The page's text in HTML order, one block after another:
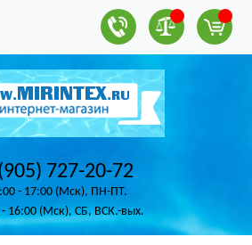
727-20-72
- 17:00 (Мск), ПН-ПТ.
- 16:00 (Мск), СБ, ВСК.-вых.